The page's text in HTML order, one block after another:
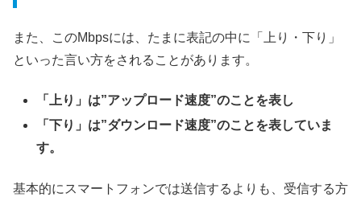
また、このMbpsには、たまに表記の中に「上り・下り」
といった言い方をされることがあります。
「上り」は”アップロード速度”のことを表し
「下り」は”ダウンロード速度”のことを表していま
す。
基本的にスマートフォンでは送信するよりも、受信する方